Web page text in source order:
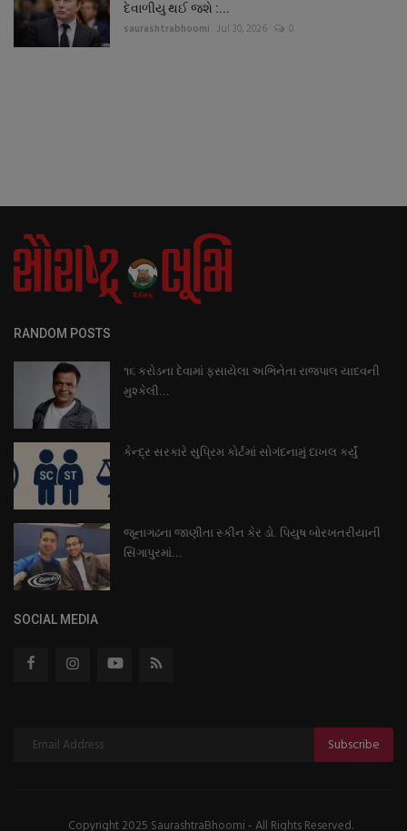
દેવાળીયુ થઈ જશે :...
saurashtrabhoomi Jul 30, 2026 0
RANDOM POSTS
૧૬ કરોડના દેવામાં ફસાયેલા અભિનેતા રાજપાલ યાદવની
મુશ્કેલી...
કેન્દ્ર સરકારે સુપ્રિમ કોર્ટમાં સોગંદનામું દાખલ કર્યું
જૂનાગઢના જાણીતા સ્કીન કેર ડો. પિયુષ બોરખતરીયાની
સિંગાપુરમાં...
SOCIAL MEDIA
Subscribe
Copyright 2025 SaurashtraBhoomi - All Rights Reserved.